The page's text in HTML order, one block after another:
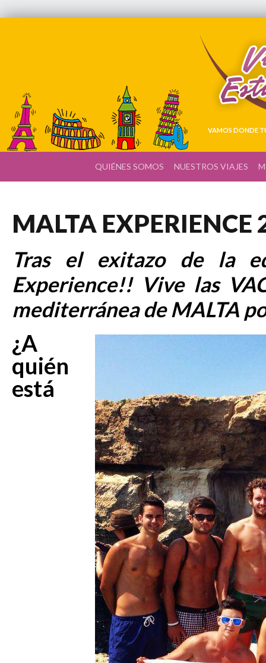
VAMOS DONDE
QUIÉNES SOMOS NUESTROS VIAJES
MALTA EXPERIENCE
Tras el exitazo de la
Experience!! Vive las
mediterránea de MALTA
¿A
quién
está